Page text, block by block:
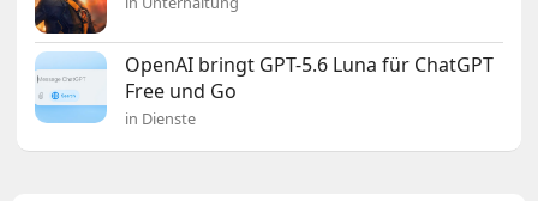
OpenAI bringt GPT-5.6 Luna für ChatGPT
Free und Go
in Dienste